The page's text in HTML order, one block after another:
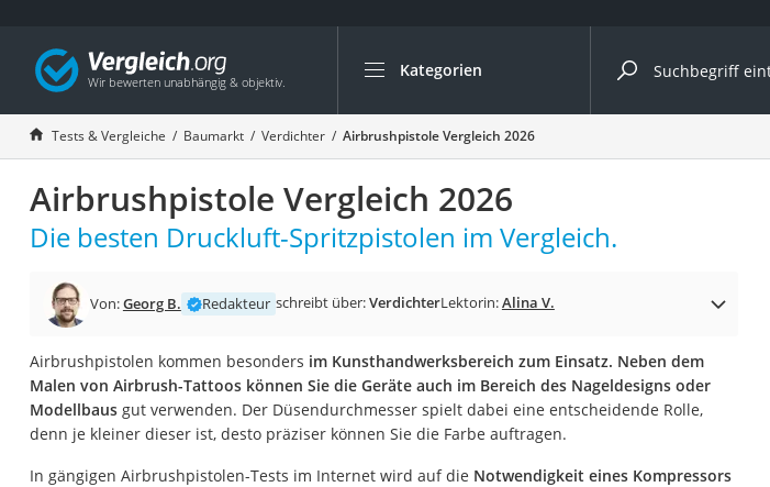
Kategorien
Die beliebtesten Vergleiche nach Kategorie
Baumarkt
Tresor feuerfest
Makita-Akku-Rasenmäher
Kappsäge
Smartes Türschloss
Akku-Rasentrimmer
Split-Klimaanlage 2 Innengeräte
Pelletofen
Bohrmaschine
Tiefbrunnenpumpe
Tests & Vergleiche Baumarkt Verdichter Airbrushpistole Vergleich 2026
Airbrushpistole Vergleich 2026
Die besten Druckluft-Spritzpistolen im Vergleich.
Von:Georg B. Redakteur schreibt über:VerdichterLektorin:Alina V.
Airbrushpistolen kommen besonders im Kunsthandwerksbereich zum Einsatz. Neben dem
Malen von Airbrush-Tattoos können Sie die Geräte auch im Bereich des Nageldesigns oder
Modellbausgut verwenden. Der Düsendurchmesser spielt dabei eine entscheidende Rolle,
denn je kleiner dieser ist, desto präziser können Sie die Farbe auftragen.
In gängigen Airbrushpistolen-Tests im Internet wird auf die Notwendigkeit eines Kompressors